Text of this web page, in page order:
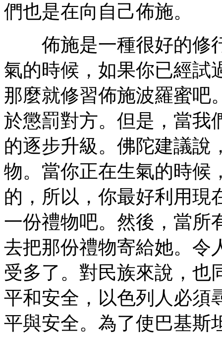
們也是在向自己佈施。
佈施是一種很好的修
氣的時候，如果你已經試
那麼就修習佈施波羅蜜吧
於懲罰對方。但是，當我
的逐步升級。佛陀建議說
物。當你正在生氣的時候
的，所以，你最好利用現
一份禮物吧。然後，當所
去把那份禮物寄給她。令
受多了。對民族來說，也
平和安全，以色列人必須
平與安全。為了使巴基斯